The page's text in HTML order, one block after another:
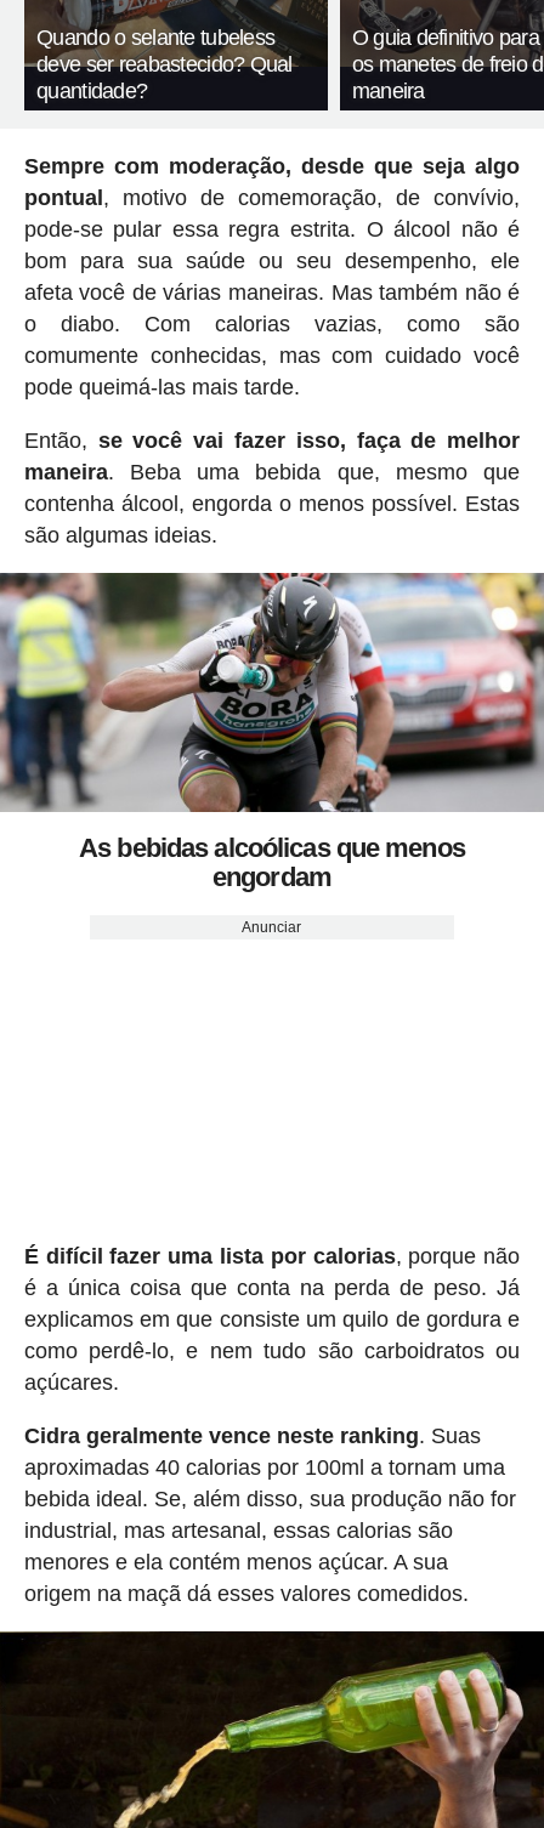
Quando o selante tubeless
deve ser reabastecido? Qual
quantidade?
O guia definitivo
os manetes de freio
maneira
Sempre com moderação, desde que seja algo
pontual , motivo de comemoração, de convívio,
pode-se pular essa regra estrita. O álcool não é
bom para sua saúde ou seu desempenho, ele
afeta você de várias maneiras. Mas também não é
o diabo. Com calorias vazias, como são
comumente conhecidas, mas com cuidado você
pode queimá-las mais tarde.
Então, se você vai fazer isso, faça de melhor
maneira. Beba uma bebida que, mesmo que
contenha álcool, engorda o menos possível. Estas
são algumas ideias.
As bebidas alcoólicas que menos
engordam
Anunciar
É difícil fazer uma lista por calorias, porque não
é a única coisa que conta na perda de peso. Já
explicamos em que consiste um quilo de gordura e
como perdê-lo, e nem tudo são carboidratos ou
açúcares.
Cidra geralmente vence neste ranking. Suas
aproximadas 40 calorias por 100ml a tornam uma
bebida ideal. Se, além disso, sua produção não for
industrial, mas artesanal, essas calorias são
menores e ela contém menos açúcar. A sua
origem na maçã dá esses valores comedidos.